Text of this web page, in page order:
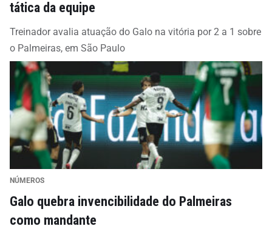
tática da equipe
Treinador avalia atuação do Galo na vitória por 2 a 1 sobre
o Palmeiras, em São Paulo
NÚMEROS
Galo quebra invencibilidade do Palmeiras
como mandante